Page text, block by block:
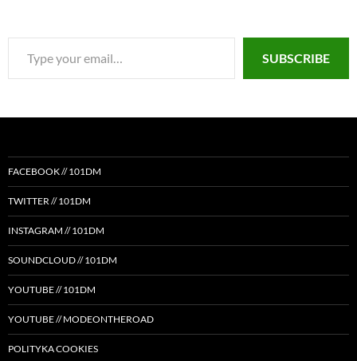
SUBSCRIBE
FACEBOOK // 101DM
TWITTER // 101DM
INSTAGRAM // 101DM
SOUNDCLOUD // 101DM
YOUTUBE // 101DM
YOUTUBE // MODEONTHEROAD
POLITYKA COOKIES